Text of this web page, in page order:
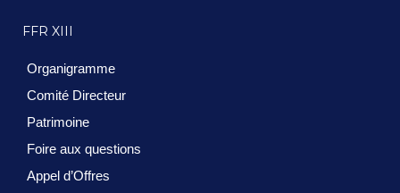
FFR XIII
Organigramme
Comité Directeur
Patrimoine
Foire aux questions
Appel d’Offres